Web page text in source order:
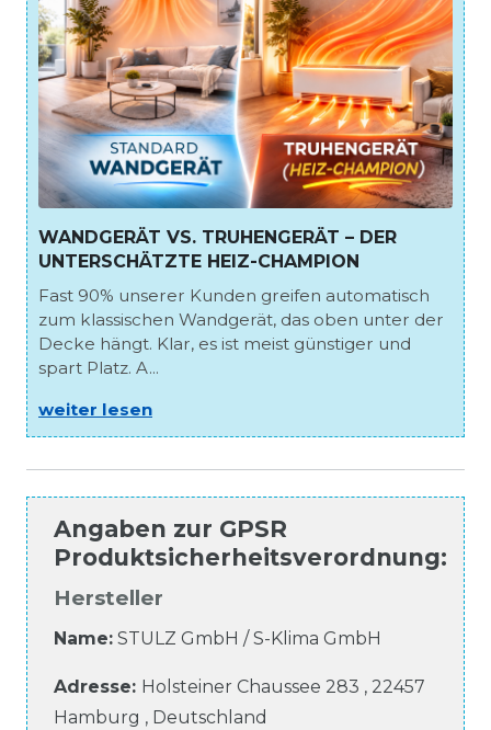
WANDGERÄT VS. TRUHENGERÄT – DER
UNTERSCHÄTZTE HEIZ-CHAMPION
Fast 90% unserer Kunden greifen automatisch
zum klassischen Wandgerät, das oben unter der
Decke hängt. Klar, es ist meist günstiger und
spart Platz. A...
weiter lesen
Angaben zur GPSR
Produktsicherheitsverordnung:
Hersteller
Name: STULZ GmbH / S-Klima GmbH
Adresse: Holsteiner Chaussee 283 , 22457
Hamburg , Deutschland